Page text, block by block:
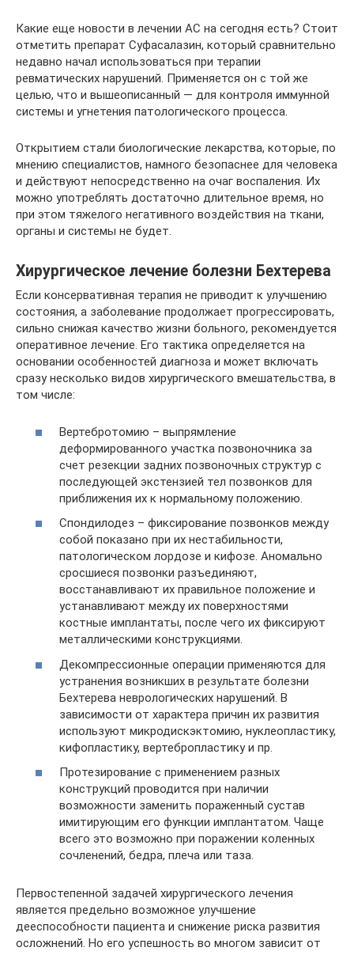
Какие еще новости в лечении АС на сегодня есть? Стоит
отметить препарат Суфасалазин, который сравнительно
недавно начал использоваться при терапии
ревматических нарушений. Применяется он с той же
целью, что и вышеописанный — для контроля иммунной
системы и угнетения патологического процесса.
Открытием стали биологические лекарства, которые, по
мнению специалистов, намного безопаснее для человека
и действуют непосредственно на очаг воспаления. Их
можно употреблять достаточно длительное время, но
при этом тяжелого негативного воздействия на ткани,
органы и системы не будет.
Хирургическое лечение болезни Бехтерева
Если консервативная терапия не приводит к улучшению
состояния, а заболевание продолжает прогрессировать,
сильно снижая качество жизни больного, рекомендуется
оперативное лечение. Его тактика определяется на
основании особенностей диагноза и может включать
сразу несколько видов хирургического вмешательства, в
том числе:
Вертебротомию – выпрямление
деформированного участка позвоночника за
счет резекции задних позвоночных структур с
последующей экстензией тел позвонков для
приближения их к нормальному положению.
Спондилодез – фиксирование позвонков между
собой показано при их нестабильности,
патологическом лордозе и кифозе. Аномально
сросшиеся позвонки разъединяют,
восстанавливают их правильное положение и
устанавливают между их поверхностями
костные имплантаты, после чего их фиксируют
металлическими конструкциями.
Декомпрессионные операции применяются для
устранения возникших в результате болезни
Бехтерева неврологических нарушений. В
зависимости от характера причин их развития
используют микродискэктомию, нуклеопластику,
кифопластику, вертебропластику и пр.
Протезирование с применением разных
конструкций проводится при наличии
возможности заменить пораженный сустав
имитирующим его функции имплантатом. Чаще
всего это возможно при поражении коленных
сочленений, бедра, плеча или таза.
Первостепенной задачей хирургического лечения
является предельно возможное улучшение
дееспособности пациента и снижение риска развития
осложнений. Но его успешность во многом зависит от